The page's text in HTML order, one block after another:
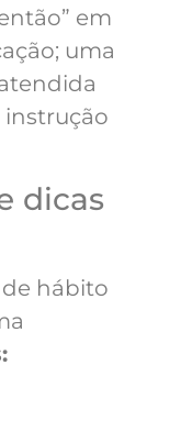
em
uma
instrução
dicas
de hábito